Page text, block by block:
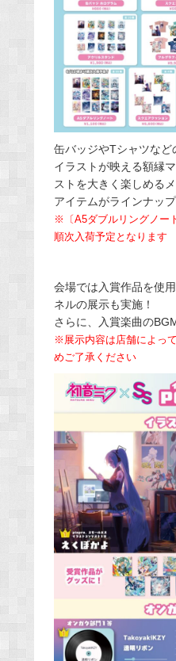
缶バッジやTシャツなど
イラストが映える額縁
ストを大きく楽しめる
アイテムがラインナップ
※〔A5ダブルリングノー
順次入荷予定となります
会場では入賞作品を使
ネルの展示も実施！
さらに、入賞楽曲の
※展示内容は店舗によっ
めご了承ください